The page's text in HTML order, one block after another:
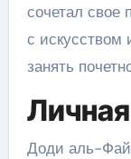
сочетал свое
с искусством
занять
Доди аль-